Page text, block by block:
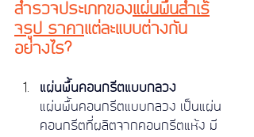
สำรวจประเภทของแผ่นพื้นสําเร็
จรูป ราคาแต่ละแบบต่างกัน
อย่างไร?
แผ่นพื้นคอนกรีตแบบกลวง
แผ่นพื้นคอนกรีตแบบกลวง เป็นแผ่น
คอนกรีตที่ผลิตจากคอนกรีตแห้ง มี